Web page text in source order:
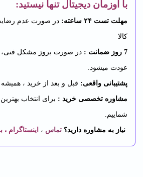
با اوزمان دیجیتال تنها نیستید:
مهلت تست ۲۴ ساعته: در صورت عدم
کالا
7 روز ضمانت : در صورت بروز مشکل فنی،
عودت میشود.
پشتیبانی واقعی: قبل و بعد از خرید ،
مشاوره تخصصی خرید : برای انتخاب
شماییم.
نیاز به مشاوره دارید؟ تماس ، اینستاگرام ،